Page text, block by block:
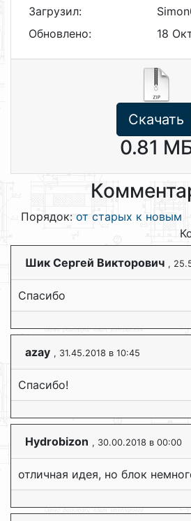
Загрузил:
Обновлено:
18
Скачать
0.81
Порядок: от старых к новым
Шик Сергей Викторович ,
Спасибо
azay , 31.45.2018 в 10:45
Спасибо!
Hydrobizon , 30.00.2018 в 00:00
отличная идея, но блок